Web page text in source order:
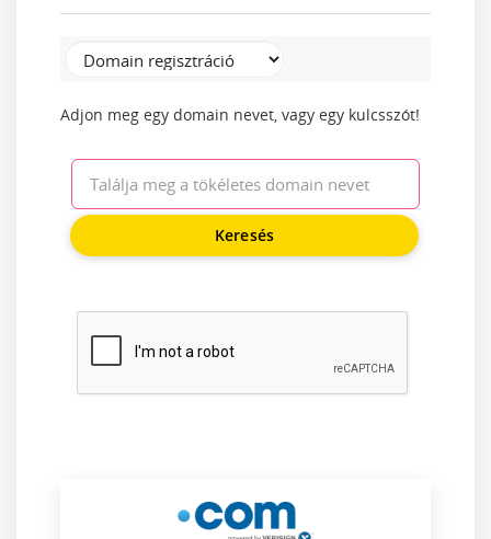
Adjon meg egy domain nevet, vagy egy kulcsszót!
Keresés